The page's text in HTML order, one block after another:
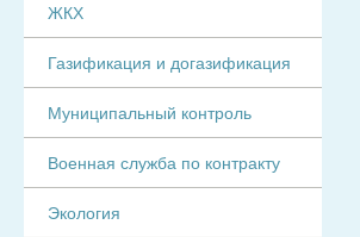
ЖКХ
Газификация и догазификация
Муниципальный контроль
Военная служба по контракту
Экология